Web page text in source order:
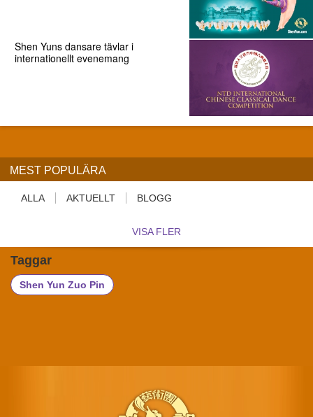
Shen Yuns dansare tävlar i
internationellt evenemang
MEST POPULÄRA
ALLA AKTUELLT BLOGG
VISA FLER
Taggar
Shen Yun Zuo Pin